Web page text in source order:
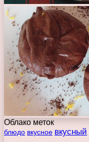
Облако меток
блюдо вкусное вкусный